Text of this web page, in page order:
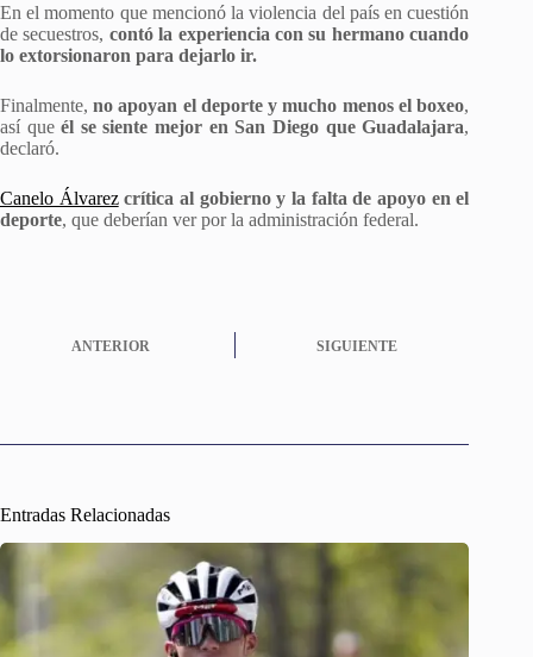
En el momento que mencionó la violencia del país en cuestión
de secuestros, contó la experiencia con su hermano cuando
lo extorsionaron para dejarlo ir.
Finalmente,no apoyan el deporte y mucho menos el boxeo,
así queél se siente mejor en San Diego que Guadalajara,
declaró.
Canelo Álvarez crítica al gobierno y la falta de apoyo en el
deporte, que deberían ver por la administración federal.
ANTERIOR SIGUIENTE
Entradas Relacionadas